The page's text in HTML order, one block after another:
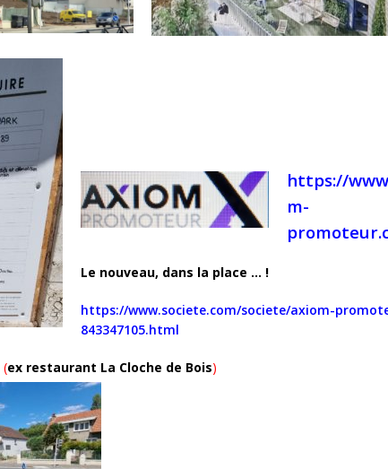
https://
m-
Le nouveau, dans la place … !
https://www.societe.com/societe/axiom-
843347105.html
(ex restaurant La Cloche de Bois)